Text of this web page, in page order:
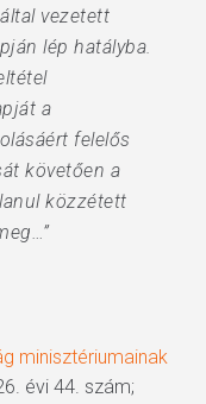
vezetett
lép hatályba.
a
felelős
követően a
közzétett
minisztériumainak
évi 44. szám;